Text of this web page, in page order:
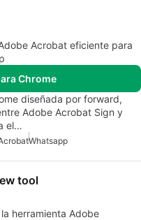
Acrobat eficiente para
Chrome
diseñada por forward,
Adobe Acrobat Sign y
el…
Whatsapp
tool
herramienta Adobe